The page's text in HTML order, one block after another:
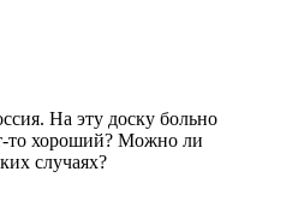
На эту доску больно
то хороший? Можно ли
случаях?